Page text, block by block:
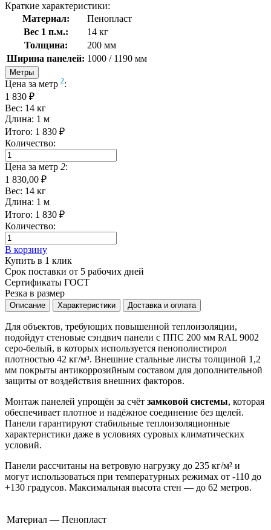
Краткие характеристики:
Материал:
Пенопласт
Вес 1 п.м.:
14 кг
Толщина:
200 мм
Ширина панелей: 1000 / 1190 мм
Метры
Цена за метр 2:
1 830 ₽
Вес: 14 кг
Длина: 1 м
Итого: 1 830 ₽
Количество:
Цена за метр 2:
1 830,00 ₽
Вес: 14 кг
Длина: 1 м
Итого: 1 830 ₽
Количество:
В корзину
Купить в 1 клик
Срок поставки от 5 рабочих дней
Сертификаты ГОСТ
Резка в размер
Описание Характеристики Доставка и оплата
Для объектов, требующих повышенной теплоизоляции,
подойдут стеновые сэндвич панели с ППС 200 мм RAL 9002
серо-белый, в которых используется пенополистирол
плотностью 42 кг/м³. Внешние стальные листы толщиной 1,2
мм покрыты антикоррозийным составом для дополнительной
защиты от воздействия внешних факторов.
Монтаж панелей упрощён за счёт замковой системы, которая
обеспечивает плотное и надёжное соединение без щелей.
Панели гарантируют стабильные теплоизоляционные
характеристики даже в условиях суровых климатических
условий.
Панели рассчитаны на ветровую нагрузку до 235 кг/м² и
могут использоваться при температурных режимах от -110 до
+130 градусов. Максимальная высота стен — до 62 метров.
Материал — Пенопласт